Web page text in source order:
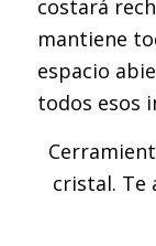
costará
mantiene
espacio
todos esos
cristal. Te